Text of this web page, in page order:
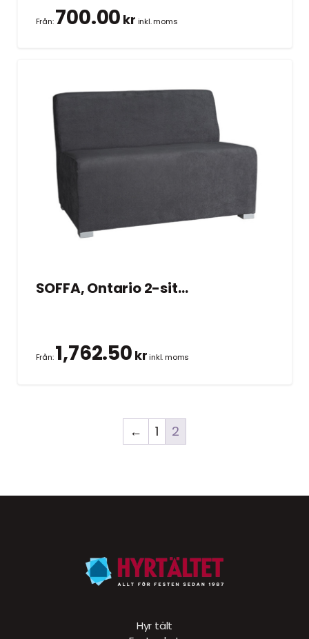
Från:700.00 kr inkl. moms
SOFFA, Ontario 2-sits grå 104×70 cm
Från:1,762.50 krinkl. moms
← 1 2
Hyr tält